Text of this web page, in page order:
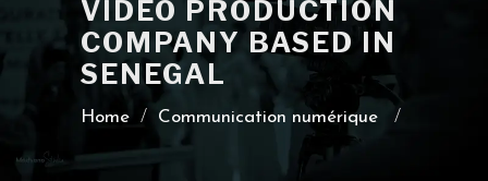
VIDEO PRODUCTION
COMPANY BASED IN
SENEGAL
Home / Communication numérique /